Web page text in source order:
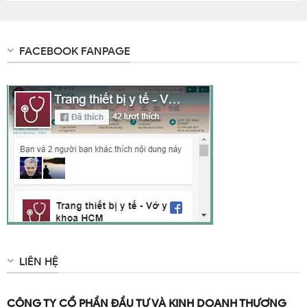
huong dan su dung cloraminb dang bot
Cách pha sử dụng Cloramin B gồm 2 bước:
Bước 1: Hòa tan bột CloraminB vào nước sạch để đạt
được dung dịch có nồng nộ mong muốn. Do
cloraminB này nồng độ 25% nên để đạt được dung
FACEBOOK FANPAGE
LIÊN HỆ
CÔNG TY CỔ PHẦN ĐẦU TƯ VÀ KINH DOANH THƯƠNG